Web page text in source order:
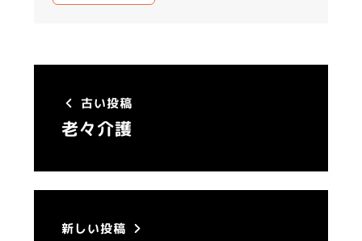
古い投稿
老々介護
新しい投稿